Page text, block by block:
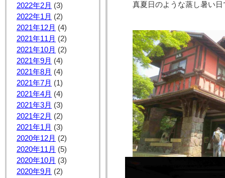
2022年2月 (3)
2022年1月 (2)
2021年12月 (4)
2021年11月 (2)
2021年10月 (2)
2021年9月 (4)
2021年8月 (4)
2021年7月 (1)
2021年4月 (4)
2021年3月 (3)
2021年2月 (2)
2021年1月 (3)
2020年12月 (2)
2020年11月 (5)
2020年10月 (3)
2020年9月 (2)
真夏日のような蒸し暑い